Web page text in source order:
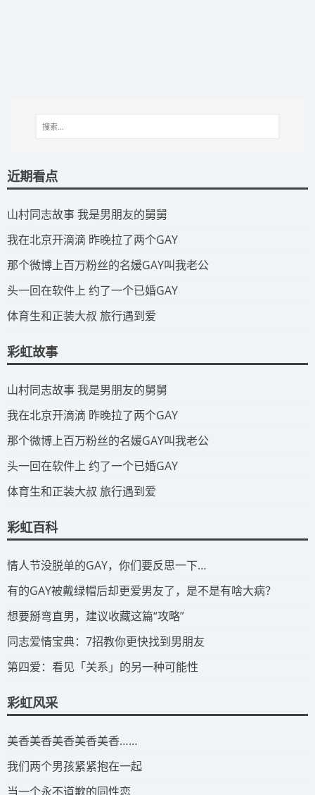
近期看点
​山村同志故事 我是男朋友的舅舅
​我在北京开滴滴 昨晚拉了两个GAY
​那个微博上百万粉丝的名媛GAY叫我老公
​头一回在软件上 约了一个已婚GAY
​体育生和正装大叔 旅行遇到爱
彩虹故事
​山村同志故事 我是男朋友的舅舅
​我在北京开滴滴 昨晚拉了两个GAY
​那个微博上百万粉丝的名媛GAY叫我老公
​头一回在软件上 约了一个已婚GAY
​体育生和正装大叔 旅行遇到爱
彩虹百科
​情人节没脱单的GAY，你们要反思一下…
​有的GAY被戴绿帽后却更爱男友了，是不是有啥大病？
​想要掰弯直男，建议收藏这篇“攻略”
​同志爱情宝典：7招教你更快找到男朋友
​第四爱：看见「关系」的另一种可能性
彩虹风采
​美香美香美香美香美香……
我们两个男孩紧紧抱在一起
当一个永不道歉的同性恋